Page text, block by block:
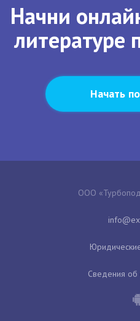
Начни
литературе
Начать
ООО
Сведения об